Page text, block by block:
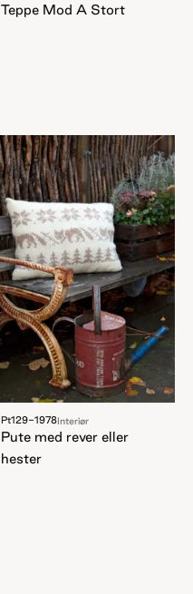
Teppe Mod A Stort
Pt129-1978Interiør
Pute med rever eller
hester